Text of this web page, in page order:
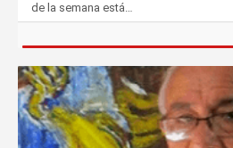
de la semana está…